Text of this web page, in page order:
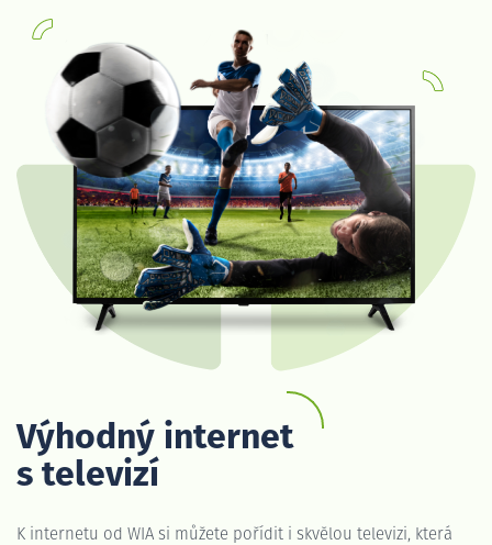
Výhodný internet
s televizí
K internetu od WIA si můžete pořídit i skvělou televizi, která